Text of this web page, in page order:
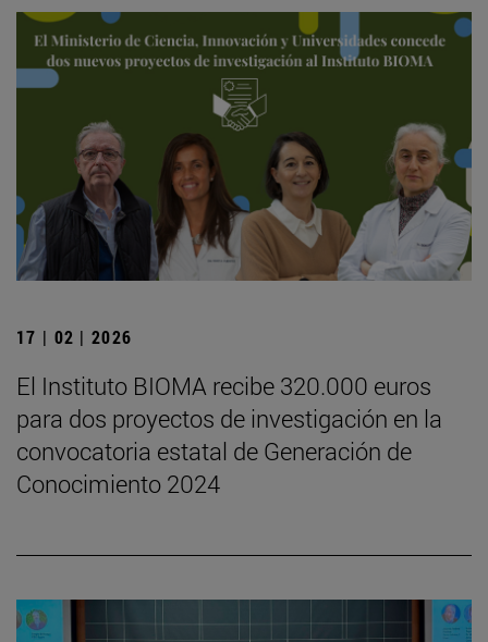
17 | 02 | 2026
El Instituto BIOMA recibe 320.000 euros
para dos proyectos de investigación en la
convocatoria estatal de Generación de
Conocimiento 2024